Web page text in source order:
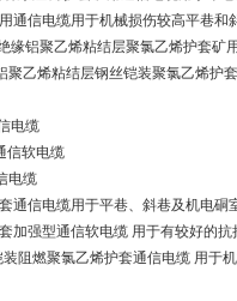
通信电缆用于机械损伤较高平巷和
缘铝聚乙烯粘结层聚氯乙烯护套矿
乙烯粘结层钢丝铠装聚氯乙烯护
电缆
信软电缆
电缆
通信电缆用于平巷、斜巷及机电硐
加强型通信软电缆 用于有较好的抗
阻燃聚氯乙烯护套通信电缆 用于